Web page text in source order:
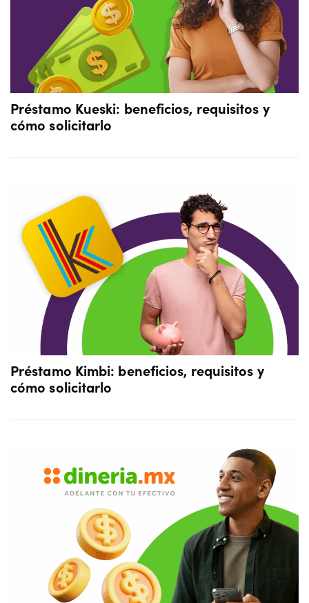
Préstamo Kueski: beneficios, requisitos y
cómo solicitarlo
Préstamo Kimbi: beneficios, requisitos y
cómo solicitarlo